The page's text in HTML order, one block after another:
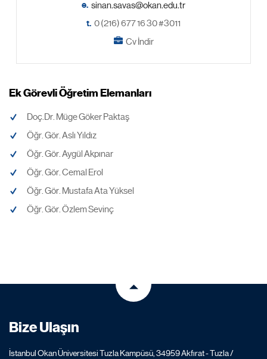
e.
t. 0 (216) 677 16 30 #3011
Cv İndir
Ek Görevli Öğretim Elemanları
Doç.Dr. Müge Göker Paktaş
Öğr. Gör. Aslı Yıldız
Öğr. Gör. Aygül Akpınar
Öğr. Gör. Cemal Erol
Öğr. Gör. Mustafa Ata Yüksel
Öğr. Gör. Özlem Sevinç
Bize Ulaşın
İstanbul Okan Üniversitesi Tuzla Kampüsü, 34959 Akfırat - Tuzla /